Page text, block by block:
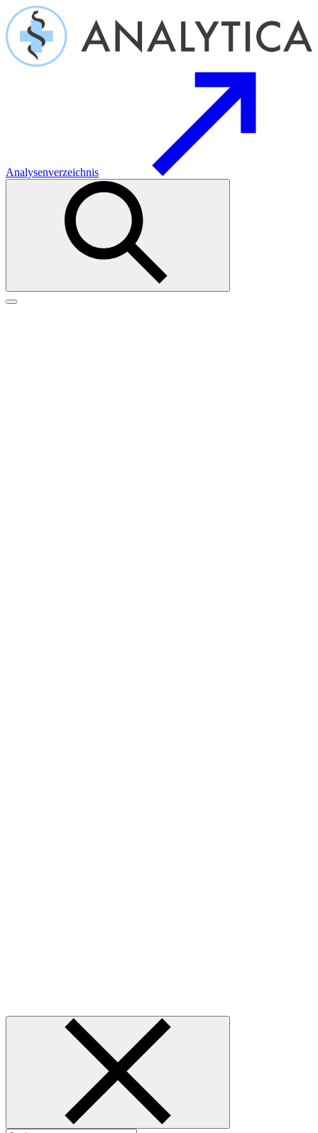
Analysenverzeichnis